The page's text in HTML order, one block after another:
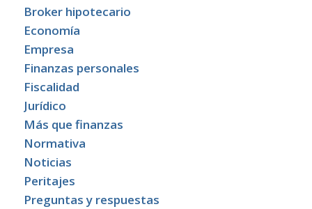
Broker hipotecario
Economía
Empresa
Finanzas personales
Fiscalidad
Jurídico
Más que finanzas
Normativa
Noticias
Peritajes
Preguntas y respuestas